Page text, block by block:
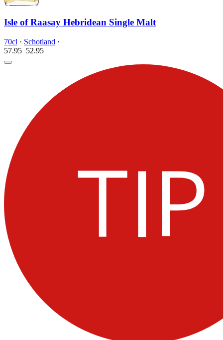
Isle of Raasay Hebridean Single Malt
70cl · Schotland ·
57.95 52.95